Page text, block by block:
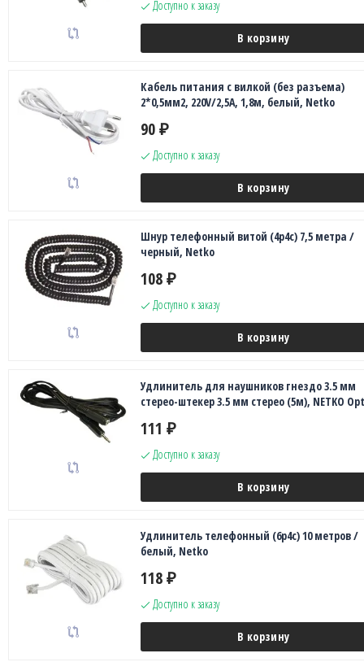
Доступно к заказу
В корзину
Кабель питания с вилкой (без разъема)
2*0,5мм2, 220V/2,5A, 1,8м, белый, Netko
90 ₽
Доступно к заказу
В корзину
Шнур телефонный витой (4р4с) 7,5 метра /
черный, Netko
108 ₽
Доступно к заказу
В корзину
Удлинитель для наушников гнездо 3.5 мм
стерео-штекер 3.5 мм стерео (5м), NETKO
111 ₽
Доступно к заказу
В корзину
Удлинитель телефонный (6р4с) 10 метров /
белый, Netko
118 ₽
Доступно к заказу
В корзину